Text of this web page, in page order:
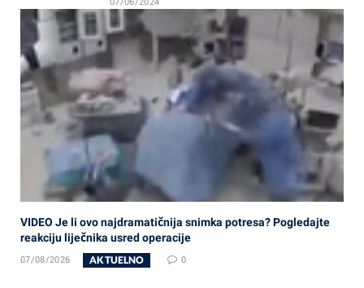
VIDEO Je li ovo najdramatičnija snimka potresa? Pogledajte
reakciju liječnika usred operacije
07/08/2026 AKTUELNO 0